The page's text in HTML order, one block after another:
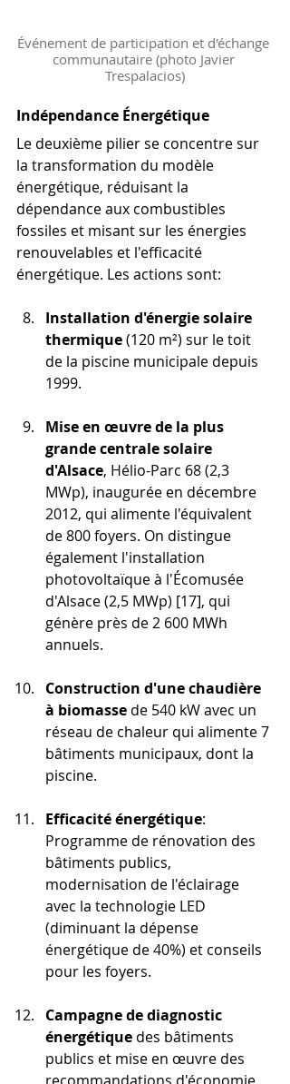
Événement de participation et d'échange
communautaire (photo Javier
Trespalacios)
Indépendance Énergétique
Le deuxième pilier se concentre sur
la transformation du modèle
énergétique, réduisant la
dépendance aux combustibles
fossiles et misant sur les énergies
renouvelables et l'efficacité
énergétique. Les actions sont:
Installation d'énergie solaire
thermique (120 m²) sur le toit
de la piscine municipale depuis
1999.
Mise en œuvre de la plus
grande centrale solaire
d'Alsace, Hélio-Parc 68 (2,3
MWp), inaugurée en décembre
2012, qui alimente l'équivalent
de 800 foyers. On distingue
également l'installation
photovoltaïque à l'Écomusée
d'Alsace (2,5 MWp) [17], qui
génère près de 2 600 MWh
annuels.
Construction d'une chaudière
à biomasse de 540 kW avec un
réseau de chaleur qui alimente 7
bâtiments municipaux, dont la
piscine.
Efficacité énergétique:
Programme de rénovation des
bâtiments publics,
modernisation de l'éclairage
avec la technologie LED
(diminuant la dépense
énergétique de 40%) et conseils
pour les foyers.
Campagne de diagnostic
énergétique des bâtiments
publics et mise en œuvre des